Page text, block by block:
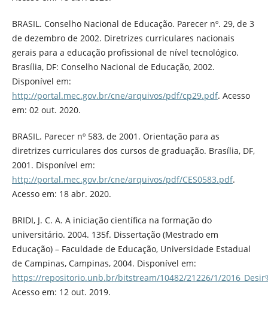
BRASIL. Conselho Nacional de Educação. Parecer nº. 29, de 3
de dezembro de 2002. Diretrizes curriculares nacionais
gerais para a educação profissional de nível tecnológico.
Brasília, DF: Conselho Nacional de Educação, 2002.
Disponível em:
http://portal.mec.gov.br/cne/arquivos/pdf/cp29.pdf. Acesso
em: 02 out. 2020.
BRASIL. Parecer nº 583, de 2001. Orientação para as
diretrizes curriculares dos cursos de graduação. Brasília, DF,
2001. Disponível em:
http://portal.mec.gov.br/cne/arquivos/pdf/CES0583.pdf.
Acesso em: 18 abr. 2020.
BRIDI, J. C. A. A iniciação científica na formação do
universitário. 2004. 135f. Dissertação (Mestrado em
Educação) – Faculdade de Educação, Universidade Estadual
de Campinas, Campinas, 2004. Disponível em:
https://repositorio.unb.br/bitstream/10482/21226/1/
Acesso em: 12 out. 2019.